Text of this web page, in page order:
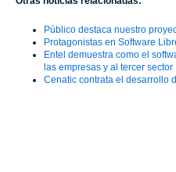
Público destaca nuestro
Protagonistas en Software
Entel demuestra como el
las empresas y al tercer sector
Cenatic contrata el desarrollo